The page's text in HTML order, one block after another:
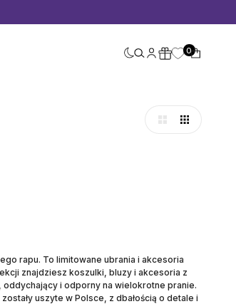
0
rapu. To limitowane ubrania i akcesoria
znajdziesz koszulki, bluzy i akcesoria z
i odporny na wielokrotne pranie.
uszyte w Polsce, z dbałością o detale i